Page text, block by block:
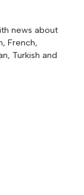
news about
French,
Turkish and